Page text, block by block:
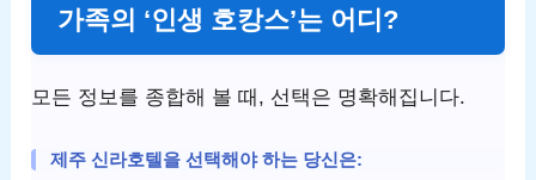
가족의 ‘인생 호캉스’는 어디?
모든 정보를 종합해 볼 때, 선택은 명확해집니다.
제주 신라호텔을 선택해야 하는 당신은: